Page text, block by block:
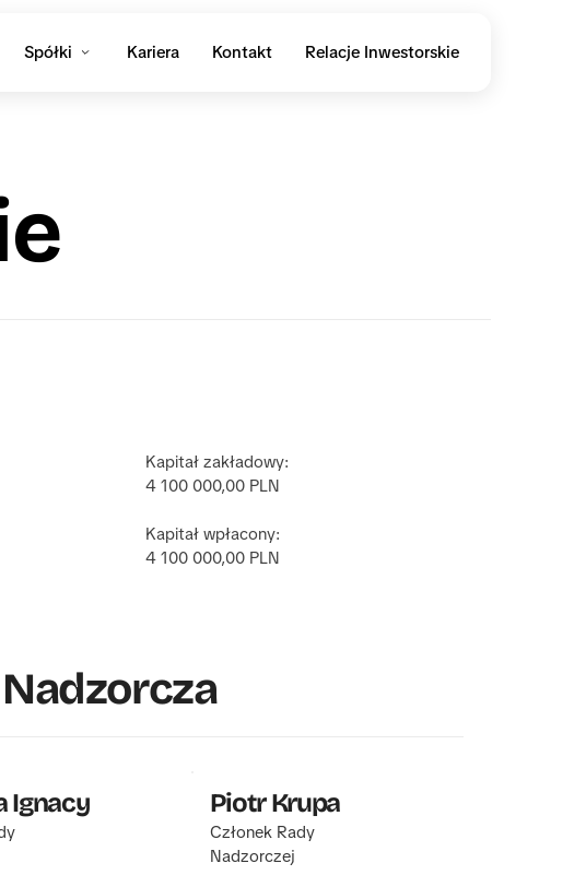
Spółki Kariera Kontakt Relacje Inwestorskie
Kapitał zakładowy:
4 100 000,00 PLN
Kapitał wpłacony:
4 100 000,00 PLN
Ignacy Piotr Krupa
Członek Rady
Nadzorczej